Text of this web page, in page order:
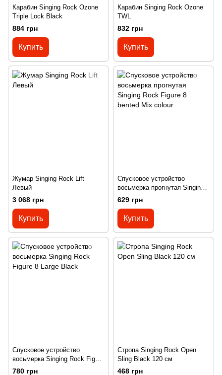
Карабин Singing Rock Ozone
Triple Lock Black
884 грн
Купить
Карабин Singing Rock Ozone
TWL
832 грн
Купить
Жумар Singing Rock Lift
Левый
3 068 грн
Купить
Спусковое устройство
восьмерка прогнутая Singing
Rock Figure 8 bented Mix
629 грн
Купить
Спусковое устройство
восьмерка Singing Rock Figure
8 Large Black
780 грн
Стропа Singing Rock Open
Sling Black 120 см
468 грн